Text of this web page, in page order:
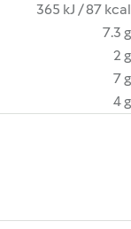
365 kJ / 87 kcal
7.3 g
2 g
7 g
4 g